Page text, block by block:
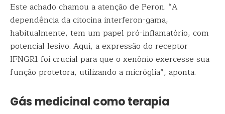
Este achado chamou a atenção de Peron. “A
dependência da citocina interferon-gama,
habitualmente, tem um papel pró-inflamatório, com
potencial lesivo. Aqui, a expressão do receptor
IFNGR1 foi crucial para que o xenônio exercesse sua
função protetora, utilizando a micróglia”, aponta.
Gás medicinal como terapia